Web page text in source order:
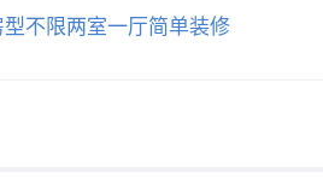
不限两室一厅简单装修